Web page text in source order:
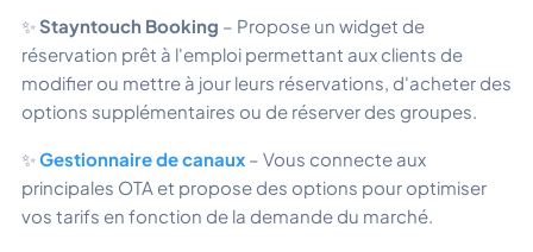
✨Stayntouch Booking – Propose un widget de
réservation prêt à l'emploi permettant aux clients de
modifier ou mettre à jour leurs réservations, d'acheter des
options supplémentaires ou de réserver des groupes.
✨Gestionnaire de canaux – Vous connecte aux
principales OTA et propose des options pour optimiser
vos tarifs en fonction de la demande du marché.